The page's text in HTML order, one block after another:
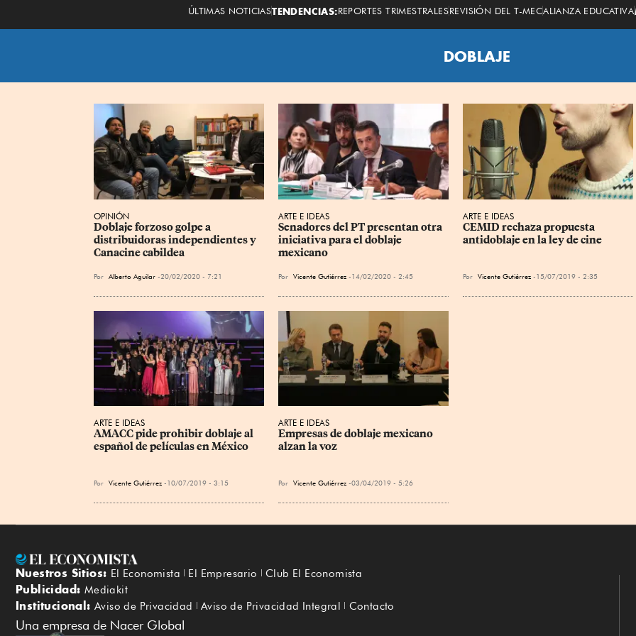
ÚLTIMAS NOTICIASTENDENCIAS:REPORTES TRIMESTRALESREVISIÓN DEL T-MECALIANZA EDUCATIVA
DOBLAJE
OPINIÓN
Doblaje forzoso golpe a
distribuidoras independientes y
Canacine cabildea
Por Alberto Aguilar 20/02/2020 - 7:21
ARTE E IDEAS
Senadores del PT presentan otra
iniciativa para el doblaje
mexicano
Por Vicente Gutiérrez 14/02/2020 - 2:45
ARTE E IDEAS
CEMID rechaza propuesta
antidoblaje en la ley de cine
Por Vicente Gutiérrez 15/07/2019 - 2:35
ARTE E IDEAS
AMACC pide prohibir doblaje al
español de películas en México
Por Vicente Gutiérrez 10/07/2019 - 3:15
ARTE E IDEAS
Empresas de doblaje mexicano
alzan la voz
Por Vicente Gutiérrez 03/04/2019 - 5:26
Nuestros Sitios: El Economista El Empresario Club El Economista
Publicidad: Mediakit
Institucional: Aviso de Privacidad Aviso de Privacidad Integral Contacto
Una empresa de Nacer Global